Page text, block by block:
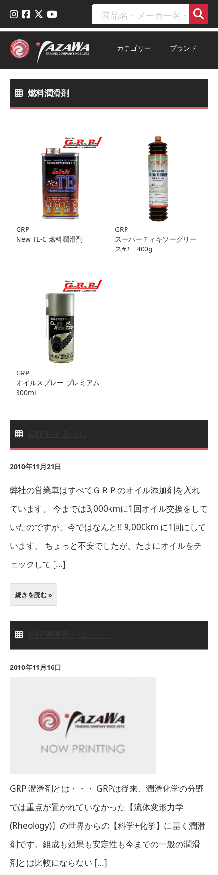
ブランド
カテゴリー
燃料潤滑剤
GRP
New TE-C 燃料潤滑剤
GRP
スーパーティキソーグリー
ス#2 400g
GRP
オイルスプレー プレミアム
300ml
2010年11月21日
弊社の営業車はすべてＧＲＰのオイル添加剤を入れ
ています。 今までは3,000kmに1回オイル交換をして
いたのですが、今ではなんと!! 9,000km に1回にして
います。 ちょっと不安でしたが、たまにオイルをチ
ェックして […]
続きを読む »
2010年11月16日
GRP 潤滑剤とは・・・ GRPは従来、潤滑化学の分野
では重点が置かれていなかった【流体変形力学
(Rheology)】の世界からの【科学+化学】に基く潤滑
剤です。組成も効果も安定性も今までの一般の潤滑
剤とは比較にならない […]